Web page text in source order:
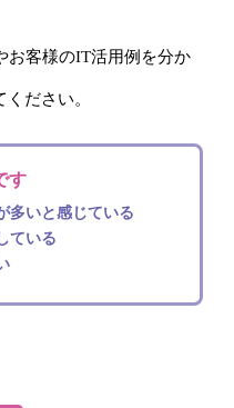
お客様のIT活用例を分か
ださい。
す
多いと感じている
ている